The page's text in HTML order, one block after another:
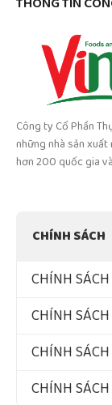
Công ty Cổ Phần
những nhà sản
hơn 200 quốc gia
CHÍNH SÁCH
CHÍNH
CHÍNH
CHÍNH
CHÍNH